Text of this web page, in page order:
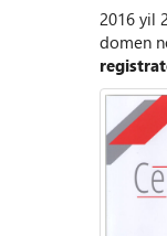
2016 yil
domen